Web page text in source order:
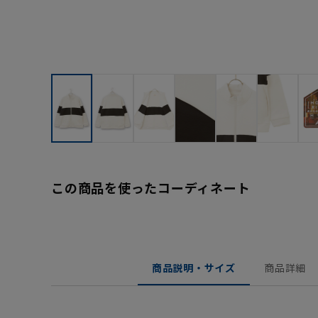
この商品を使ったコーディネート
商品説明・サイズ 商品詳細